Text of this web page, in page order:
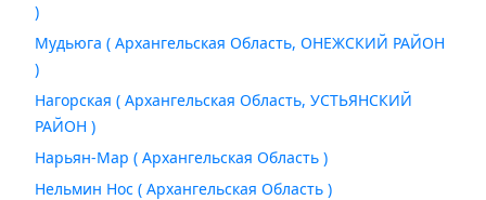
)
Мудьюга ( Архангельская Область, ОНЕЖСКИЙ РАЙОН
)
Нагорская ( Архангельская Область, УСТЬЯНСКИЙ
РАЙОН )
Нарьян-Мар ( Архангельская Область )
Нельмин Нос ( Архангельская Область )